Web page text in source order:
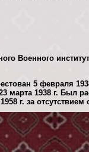
Военного
5 февраля
марта 1938 г. Был
г. за отсутствием